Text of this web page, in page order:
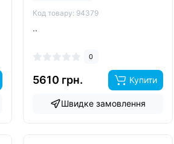
Код товару: 94379
..
0
5610 грн. Купити
Швидке замовлення